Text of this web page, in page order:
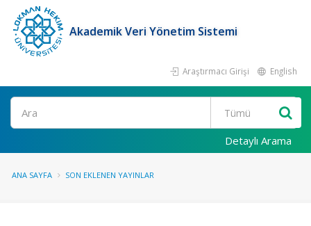
Akademik Veri Yönetim Sistemi
Araştırmacı Girişi English
Ara
Detaylı Arama
ANA SAYFA SON EKLENEN YAYINLAR